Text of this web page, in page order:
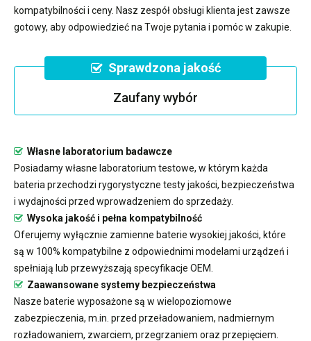
kompatybilności i ceny. Nasz zespół obsługi klienta jest zawsze
gotowy, aby odpowiedzieć na Twoje pytania i pomóc w zakupie.
Sprawdzona jakość
Zaufany wybór
Własne laboratorium badawcze
Posiadamy własne laboratorium testowe, w którym każda
bateria przechodzi rygorystyczne testy jakości, bezpieczeństwa
i wydajności przed wprowadzeniem do sprzedaży.
Wysoka jakość i pełna kompatybilność
Oferujemy wyłącznie zamienne baterie wysokiej jakości, które
są w 100% kompatybilne z odpowiednimi modelami urządzeń i
spełniają lub przewyższają specyfikacje OEM.
Zaawansowane systemy bezpieczeństwa
Nasze baterie wyposażone są w wielopoziomowe
zabezpieczenia, m.in. przed przeładowaniem, nadmiernym
rozładowaniem, zwarciem, przegrzaniem oraz przepięciem.